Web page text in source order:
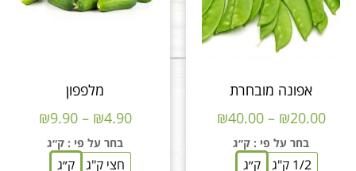
אפונה מובחרת
₪20.00
–
₪40.00
בחר על פי : ק״ג
1/2 ק"ג ק״ג
מלפפון
₪4.90
–
₪9.90
בחר על פי : ק״ג
חצי ק"ג ק״ג